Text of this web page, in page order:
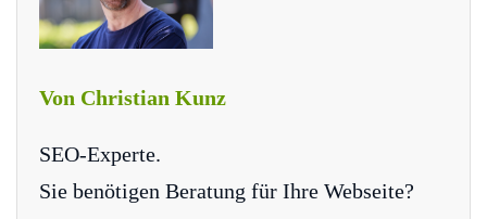
Von Christian Kunz
SEO-Experte.
Sie benötigen Beratung für Ihre Webseite?